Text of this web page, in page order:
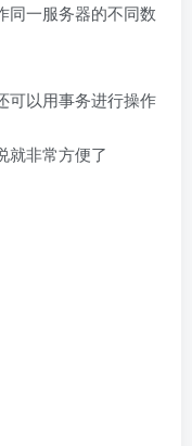
同一服务器的不同数
可以用事务进行操作
就非常方便了